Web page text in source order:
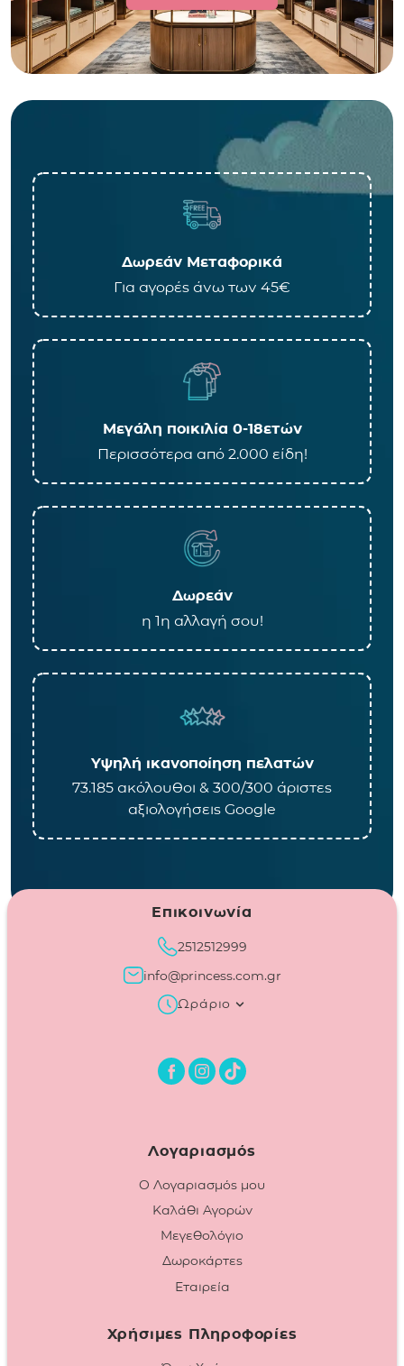
Δωρεάν Μεταφορικά
Για αγορές άνω των 45€
Μεγάλη ποικιλία 0-18ετών
Περισσότερα από 2.000 είδη!
Δωρεάν
η 1η αλλαγή σου!
Υψηλή ικανοποίηση πελατών
73.185 ακόλουθοι & 300/300 άριστες
αξιολογήσεις Google
Επικοινωνία
2512512999
info@princess.com.gr
Ωράριο
Λογαριασμός
Ο Λογαριασμός μου
Καλάθι Αγορών
Μεγεθολόγιο
Δωροκάρτες
Εταιρεία
Χρήσιμες Πληροφορίες